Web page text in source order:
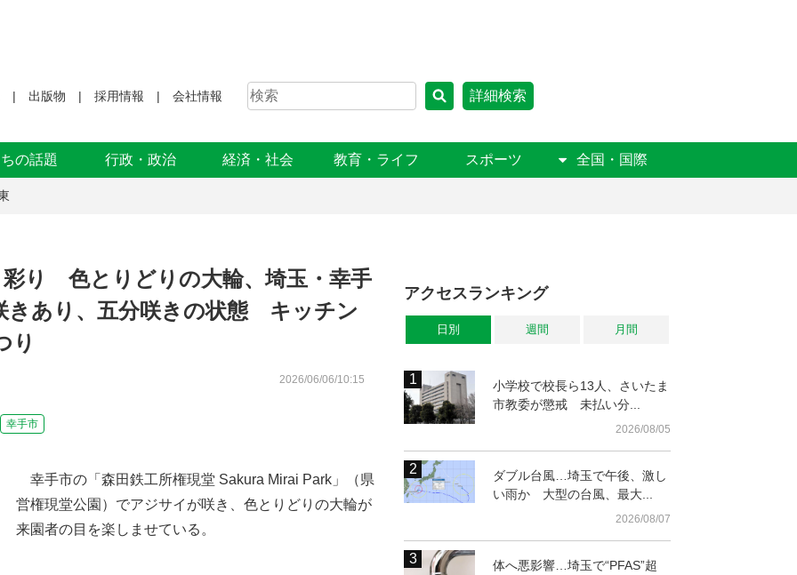
出版物 採用情報 会社情報 詳細検索
ちの話題 行政・政治 経済・社会 教育・ライフ スポーツ 全国・国際
り 色とりどりの大輪、埼玉・幸手
あり、五分咲きの状態 キッチン
り
2026/06/06/10:15
幸手市
幸手市の「森田鉄工所権現堂 Sakura Mirai Park」（県
営権現堂公園）でアジサイが咲き、色とりどりの大輪が
来園者の目を楽しませている。
アクセスランキング
日別 週間 月間
小学校で校長ら13人、さいたま
市教委が懲戒 未払い分...
2026/08/05
ダブル台風…埼玉で午後、激し
い雨か 大型の台風、最大...
2026/08/07
体へ悪影響…埼玉で“PFAS”超